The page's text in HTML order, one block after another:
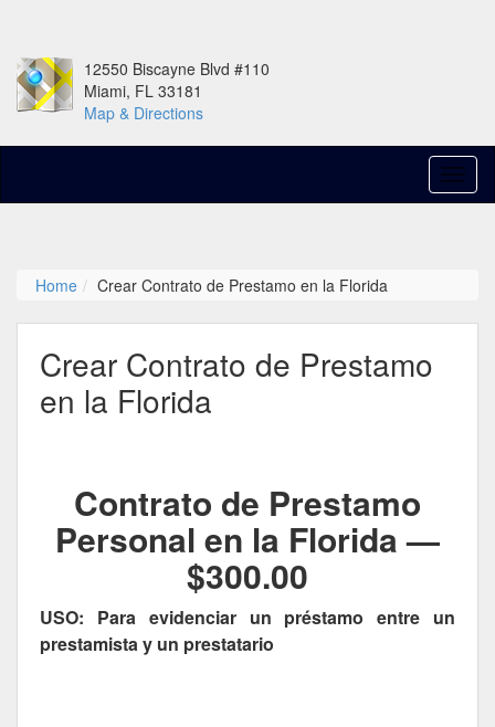
12550 Biscayne Blvd #110
Miami, FL 33181
Map & Directions
Home Crear Contrato de Prestamo en la Florida
Crear Contrato de Prestamo
en la Florida
Contrato de Prestamo
Personal en la Florida —
$300.00
USO: Para evidenciar un préstamo entre un
prestamista y un prestatario